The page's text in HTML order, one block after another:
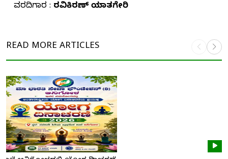
ವರದಿಗಾರ : ರವಿಕಿರಣ್ ಯಾತಗೇರಿ
READ MORE ARTICLES